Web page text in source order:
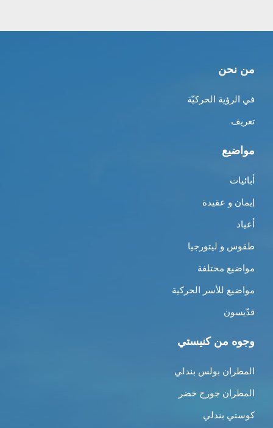
من نحن
في الرؤية الحركيّة
تعريف
مواضيع
أبائيات
إيمان و عقيدة
أعياد
طقوس و ليتورجيا
مواضيع مختلفة
مواضيع للأسر الحركية
قدّيسون
وجوه من كنيستي
المطران بولس بندلي
المطران جورج خضر
كوستي بندلي